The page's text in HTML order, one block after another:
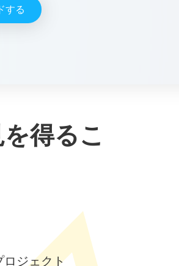
する
得るこ
ロジェクト